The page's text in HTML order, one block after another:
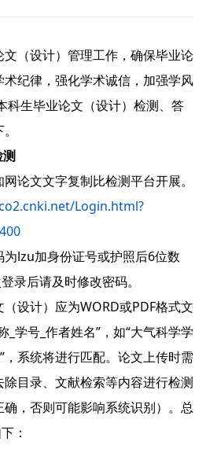
（设计）管理工作，确保毕业论
纪律，强化学术诚信，加强学风
科生毕业论文（设计）检测、答
测
论文文字复制比检测平台开展。
Login.html?
lzu加身份证号或护照后6位数
录后请及时修改密码。
设计）应为WORD或PDF格式文
_学号_作者姓名”，如“大气科学学
，系统将进行匹配。论文上传时需
目录、文献检索等内容进行检测
确，否则可能影响系统识别）。总
：